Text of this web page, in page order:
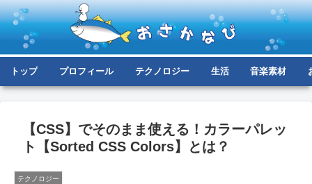
トップ プロフィール テクノロジー 生活 音楽素材
【CSS】でそのまま使える！カラーパレッ
ト【Sorted CSS Colors】とは？
テクノロジー